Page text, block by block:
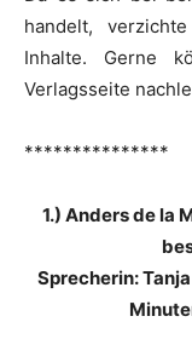
handelt,
Inhalte. Gerne
Verlagsseite
***************
1.) Anders de la
Sprecherin: